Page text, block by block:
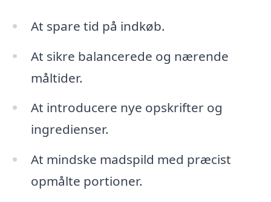
At spare tid på indkøb.
At sikre balancerede og nærende
måltider.
At introducere nye opskrifter og
ingredienser.
At mindske madspild med præcist
opmålte portioner.